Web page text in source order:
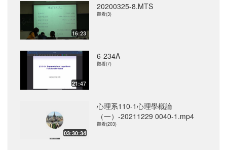
16:23
20200325-8.MTS
觀看(3)
21:47
6-234A
觀看(7)
03:30:34
心理系110-1心理學概論
（一）-20211229 0040-1.mp4
觀看(203)